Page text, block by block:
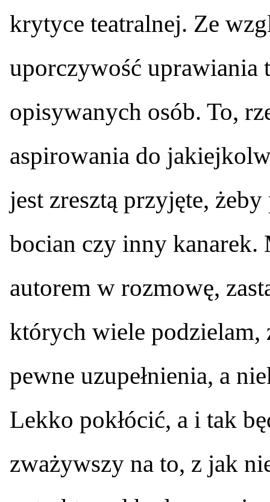
krytyce teatralnej. Ze
uporczywość uprawiania
opisywanych osób. To,
aspirowania do
jest zresztą przyjęte,
bocian czy inny kanarek.
autorem w rozmowę,
których wiele podzielam,
pewne uzupełnienia, a
Lekko pokłócić, a i tak
zważywszy na to, z jak